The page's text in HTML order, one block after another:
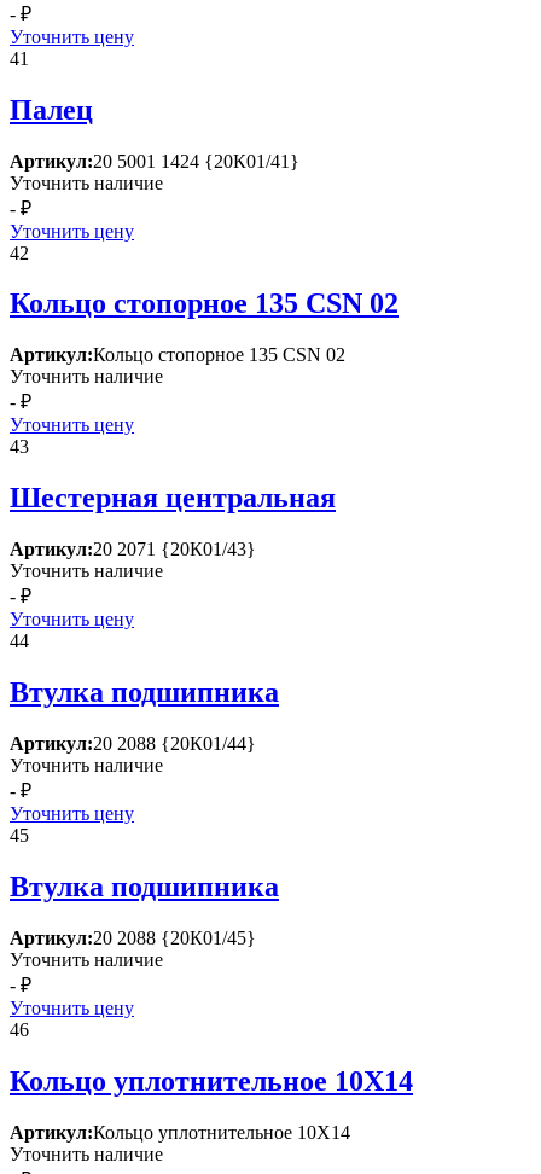
- ₽
Уточнить цену
41
Палец
Артикул:20 5001 1424 {20К01/41}
Уточнить наличие
- ₽
Уточнить цену
42
Кольцо стопорное 135 СSN 02
Артикул:Кольцо стопорное 135 СSN 02
Уточнить наличие
- ₽
Уточнить цену
43
Шестерная центральная
Артикул:20 2071 {20К01/43}
Уточнить наличие
- ₽
Уточнить цену
44
Втулка подшипника
Артикул:20 2088 {20К01/44}
Уточнить наличие
- ₽
Уточнить цену
45
Втулка подшипника
Артикул:20 2088 {20К01/45}
Уточнить наличие
- ₽
Уточнить цену
46
Кольцо уплотнительное 10Х14
Артикул:Кольцо уплотнительное 10Х14
Уточнить наличие